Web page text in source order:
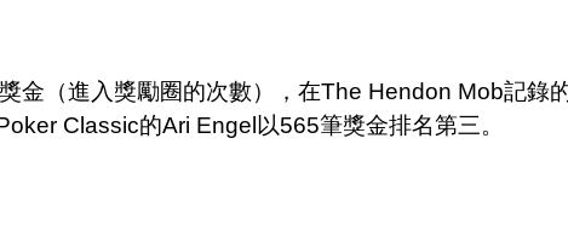
金（進入獎勵圈的次數），在The Hendon Mob記錄
Classic的Ari Engel以565筆獎金排名第三。